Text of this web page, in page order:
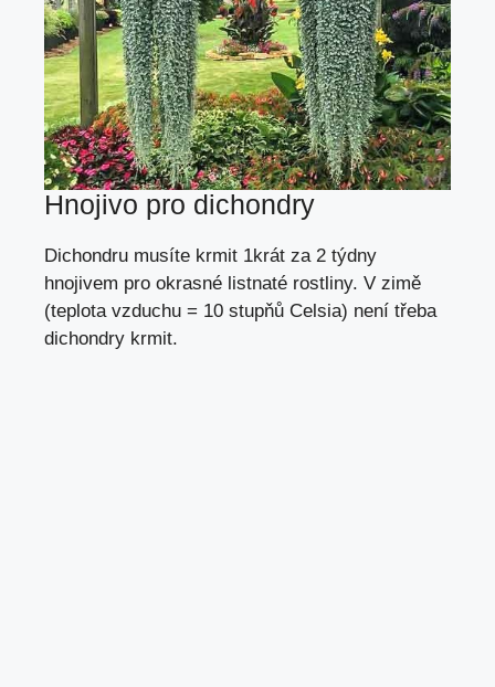
Hnojivo pro dichondry
Dichondru musíte krmit 1krát za 2 týdny
hnojivem pro okrasné listnaté rostliny. V zimě
(teplota vzduchu = 10 stupňů Celsia) není třeba
dichondry krmit.